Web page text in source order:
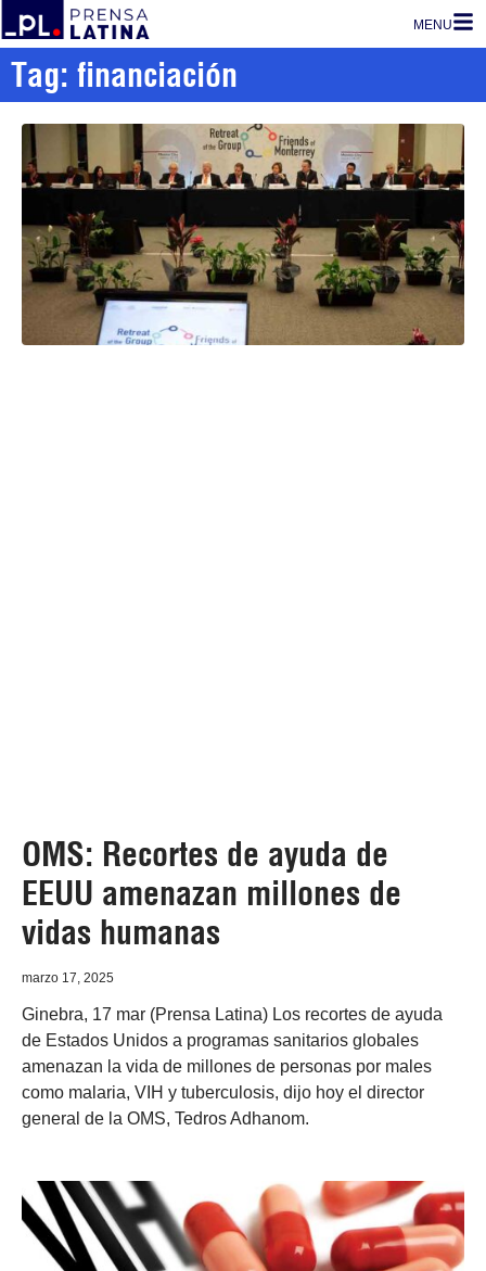
MENU
Tag: financiación
OMS: Recortes de ayuda de
EEUU amenazan millones de
vidas humanas
marzo 17, 2025
Ginebra, 17 mar (Prensa Latina) Los recortes de ayuda
de Estados Unidos a programas sanitarios globales
amenazan la vida de millones de personas por males
como malaria, VIH y tuberculosis, dijo hoy el director
general de la OMS, Tedros Adhanom.